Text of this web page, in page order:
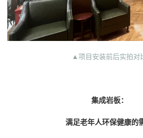
▲项目安装前后实拍对
集成岩板：
满足老年人环保健康的